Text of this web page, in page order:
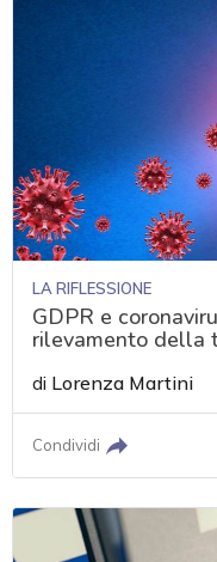
LA RIFLESSIONE
GDPR e
rilevamento della
di Lorenza Martini
Condividi